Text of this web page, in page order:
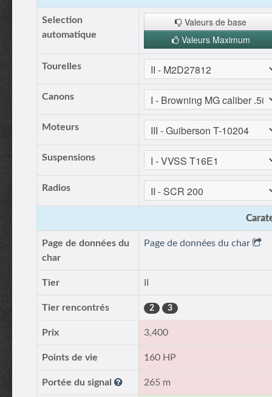
Selection
automatique
Valeurs de base
Valeurs Maximum
Tourelles
Canons
Moteurs
Suspensions
Radios
Page de données du
char
Page de données du char
Tier
Tier rencontrés 2 3
Prix 3,400
Points de vie 160 HP
Portée du signal 265 m